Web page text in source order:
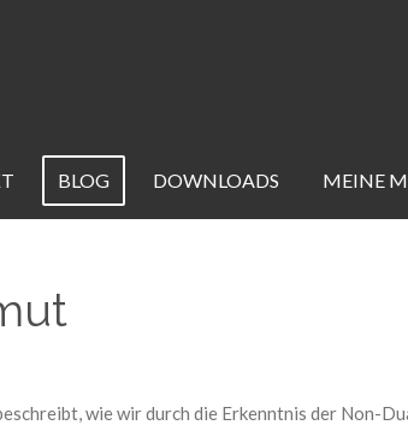
BLOG DOWNLOADS MEINE
wie wir durch die Erkenntnis der Non-